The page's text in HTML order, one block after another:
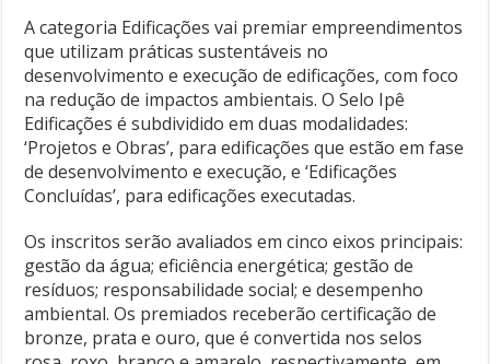
A categoria Edificações vai premiar empreendimentos
que utilizam práticas sustentáveis no
desenvolvimento e execução de edificações, com foco
na redução de impactos ambientais. O Selo Ipê
Edificações é subdividido em duas modalidades:
‘Projetos e Obras’, para edificações que estão em fase
de desenvolvimento e execução, e ‘Edificações
Concluídas’, para edificações executadas.
Os inscritos serão avaliados em cinco eixos principais:
gestão da água; eficiência energética; gestão de
resíduos; responsabilidade social; e desempenho
ambiental. Os premiados receberão certificação de
bronze, prata e ouro, que é convertida nos selos